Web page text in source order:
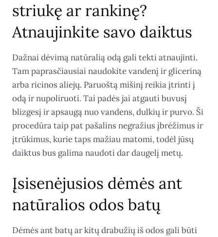
striukę ar rankinę?
Atnaujinkite savo daiktus
Dažnai dėvimą natūralią odą gali tekti atnaujinti.
Tam paprasčiausiai naudokite vandenį ir gliceriną
arba ricinos aliejų. Paruoštą mišinį reikia įtrinti į
odą ir nupoliruoti. Tai padės jai atgauti buvusį
blizgesį ir apsaugą nuo vandens, dulkių ir purvo. Ši
procedūra taip pat pašalins negražius įbrėžimus ir
įtrūkimus, kurie taps mažiau matomi, todėl jūsų
daiktus bus galima naudoti dar daugelį metų.
Įsisenėjusios dėmės ant
natūralios odos batų
Dėmės ant batų ar kitų drabužių iš odos gali būti